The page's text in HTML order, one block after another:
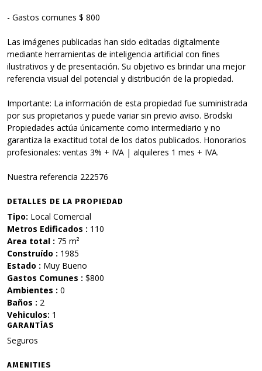
- Gastos comunes $ 800
Las imágenes publicadas han sido editadas digitalmente
mediante herramientas de inteligencia artificial con fines
ilustrativos y de presentación. Su objetivo es brindar una mejor
referencia visual del potencial y distribución de la propiedad.
Importante: La información de esta propiedad fue suministrada
por sus propietarios y puede variar sin previo aviso. Brodski
Propiedades actúa únicamente como intermediario y no
garantiza la exactitud total de los datos publicados. Honorarios
profesionales: ventas 3% + IVA | alquileres 1 mes + IVA.
Nuestra referencia 222576
DETALLES DE LA PROPIEDAD
Tipo: Local Comercial
Metros Edificados : 110
Area total : 75 m²
Construído : 1985
Estado : Muy Bueno
Gastos Comunes : $800
Ambientes : 0
Baños : 2
Vehiculos: 1
GARANTÍAS
Seguros
AMENITIES